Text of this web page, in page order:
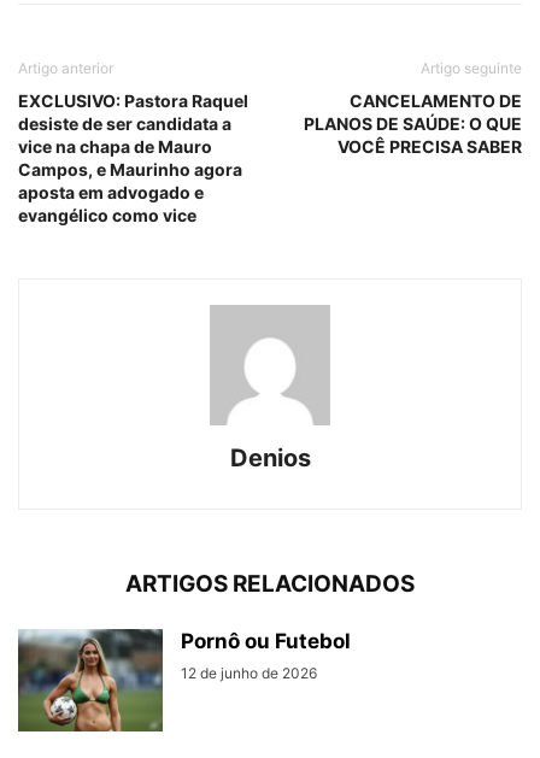
Artigo anterior
EXCLUSIVO: Pastora Raquel
desiste de ser candidata a
vice na chapa de Mauro
Campos, e Maurinho agora
aposta em advogado e
evangélico como vice
Artigo seguinte
CANCELAMENTO DE
PLANOS DE SAÚDE: O QUE
VOCÊ PRECISA SABER
Denios
ARTIGOS RELACIONADOS
Pornô ou Futebol
12 de junho de 2026